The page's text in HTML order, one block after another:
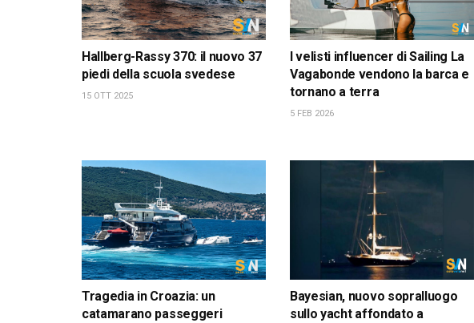
Hallberg-Rassy 370: il nuovo 37
piedi della scuola svedese
15 OTT 2025
I velisti influencer di Sailing La
Vagabonde vendono la barca e
tornano a terra
5 FEB 2026
Tragedia in Croazia: un
catamarano passeggeri
Bayesian, nuovo sopralluogo
sullo yacht affondato a